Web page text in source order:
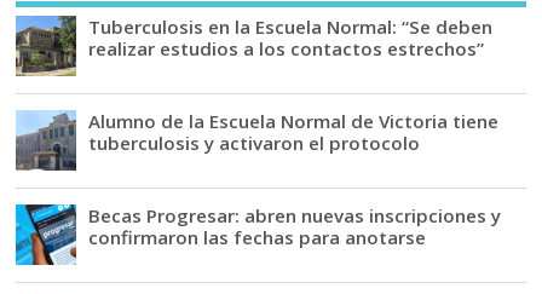
Tuberculosis en la Escuela Normal: “Se deben
realizar estudios a los contactos estrechos”
Alumno de la Escuela Normal de Victoria tiene
tuberculosis y activaron el protocolo
Becas Progresar: abren nuevas inscripciones y
confirmaron las fechas para anotarse